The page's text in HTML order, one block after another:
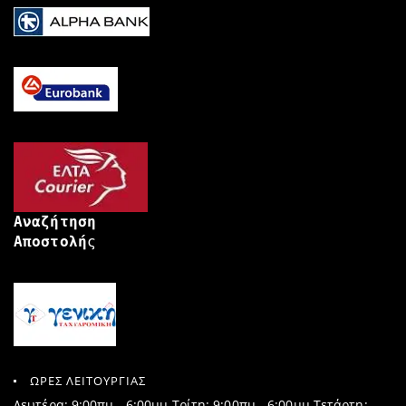
Αναζήτηση
Αποστολής
ΩΡΕΣ ΛΕΙΤΟΥΡΓΙΑΣ